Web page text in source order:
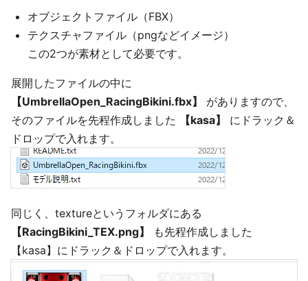
オブジェクトファイル（FBX）
テクスチャファイル（pngなどイメージ）
この2つが素材として必要です。
展開したファイルの中に
【UmbrellaOpen_RacingBikini.fbx】
がありますので、
そのファイルを先程作成しました
【kasa】
にドラック＆
ドロップで入れます。
同じく、textureというフォルダにある
【RacingBikini_TEX.png】
も先程作成しました
【kasa】にドラック＆ドロップで入れます。